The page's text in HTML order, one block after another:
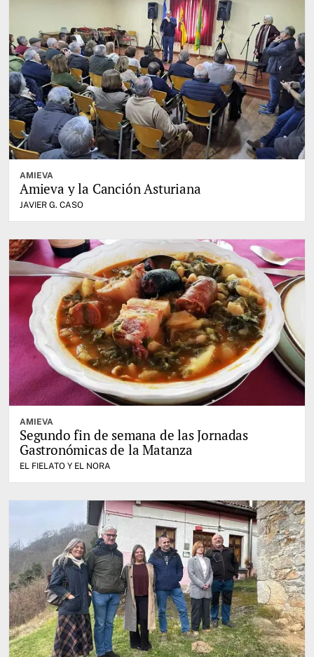
AMIEVA
Amieva y la Canción Asturiana
JAVIER G. CASO
AMIEVA
Segundo fin de semana de las Jornadas
Gastronómicas de la Matanza
EL FIELATO Y EL NORA